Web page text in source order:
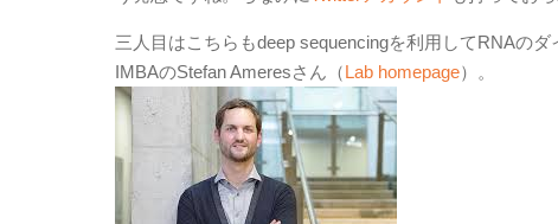
三人目はこちらもdeep sequencingを利用してRNAの
IMBAのStefan Ameresさん（Lab homepage）。